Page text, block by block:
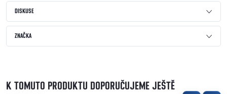
DISKUSE
ZNAČKA
K TOMUTO PRODUKTU DOPORUČUJEME JEŠTĚ